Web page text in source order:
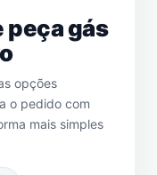
peça gás
opções
o pedido com
mais simples